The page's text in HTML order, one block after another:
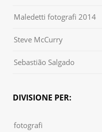
Maledetti fotografi 2014
Steve McCurry
Sebastião Salgado
DIVISIONE PER:
fotografi